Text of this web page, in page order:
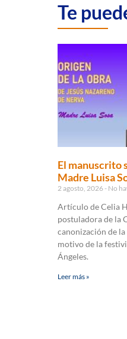
Te
El manuscrito
Madre Luisa
2 agosto, 2026 No
Artículo de Celia
postuladora de la
canonización de la
motivo de la
Ángeles.
Leer más »